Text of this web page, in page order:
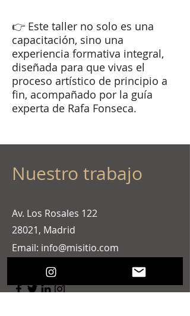
👉 Este taller no solo es una
capacitación, sino una
experiencia formativa integral,
diseñada para que vivas el
proceso artístico de principio a
fin, acompañado por la guía
experta de Rafa Fonseca.
Nuestro trabajo
Av. Los Rosales 122
28021, Madrid
Email: info@misitio.com
914-123-456